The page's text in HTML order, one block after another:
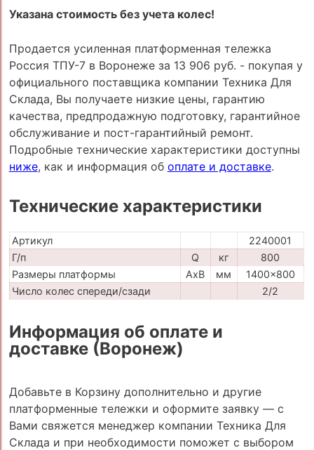
Указана стоимость без учета колес!
Продается усиленная платформенная тележка
Россия ТПУ-7 в Воронеже за 13 906 руб. - покупая у
официального поставщика компании Техника Для
Склада, Вы получаете низкие цены, гарантию
качества, предпродажную подготовку, гарантийное
обслуживание и пост-гарантийный ремонт.
Подробные технические характеристики доступны
ниже, как и информация об оплате и доставке.
Технические характеристики
Артикул
2240001
Г/п
Q кг
800
Размеры платформы
AxB мм
1400x800
Число колес спереди/сзади
2/2
Информация об оплате и
доставке (Воронеж)
Добавьте в Корзину дополнительно и другие
платформенные тележки и оформите заявку — с
Вами свяжется менеджер компании Техника Для
Склада и при необходимости поможет с выбором